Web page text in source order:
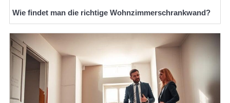
Wie findet man die richtige Wohnzimmerschrankwand?